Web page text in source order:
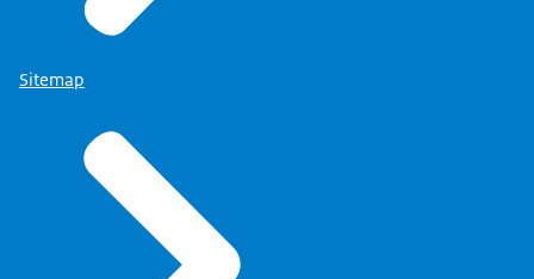
Sitemap